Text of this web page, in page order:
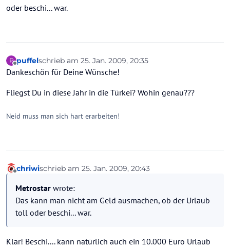
oder beschi... war.
P
Offline
puffelschrieb am 25. Jan. 2009, 20:35
zuletzt editiert von
Dankeschön für Deine Wünsche!
Fliegst Du in diese Jahr in die Türkei? Wohin genau???
Neid muss man sich hart erarbeiten!
chriwischrieb am 25. Jan. 2009, 20:43
zuletzt editiert von
Metrostar wrote:
Das kann man nicht am Geld ausmachen, ob der Urlaub
toll oder beschi... war.
Klar! Beschi.... kann natürlich auch ein 10.000 Euro Urlaub